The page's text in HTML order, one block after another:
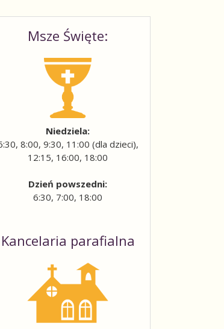
Msze Święte:
Niedziela:
8:00, 9:30, 11:00 (dla dzieci),
12:15, 16:00, 18:00
Dzień powszedni:
6:30, 7:00, 18:00
Kancelaria parafialna